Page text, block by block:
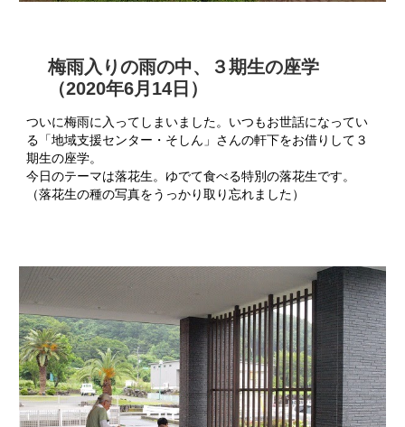
梅雨入りの雨の中、３期生の座学
（2020年6月14日）
ついに梅雨に入ってしまいました。いつもお世話になってい
る「地域支援センター・そしん」さんの軒下をお借りして３
期生の座学。
今日のテーマは落花生。ゆでて食べる特別の落花生です。
（落花生の種の写真をうっかり取り忘れました）